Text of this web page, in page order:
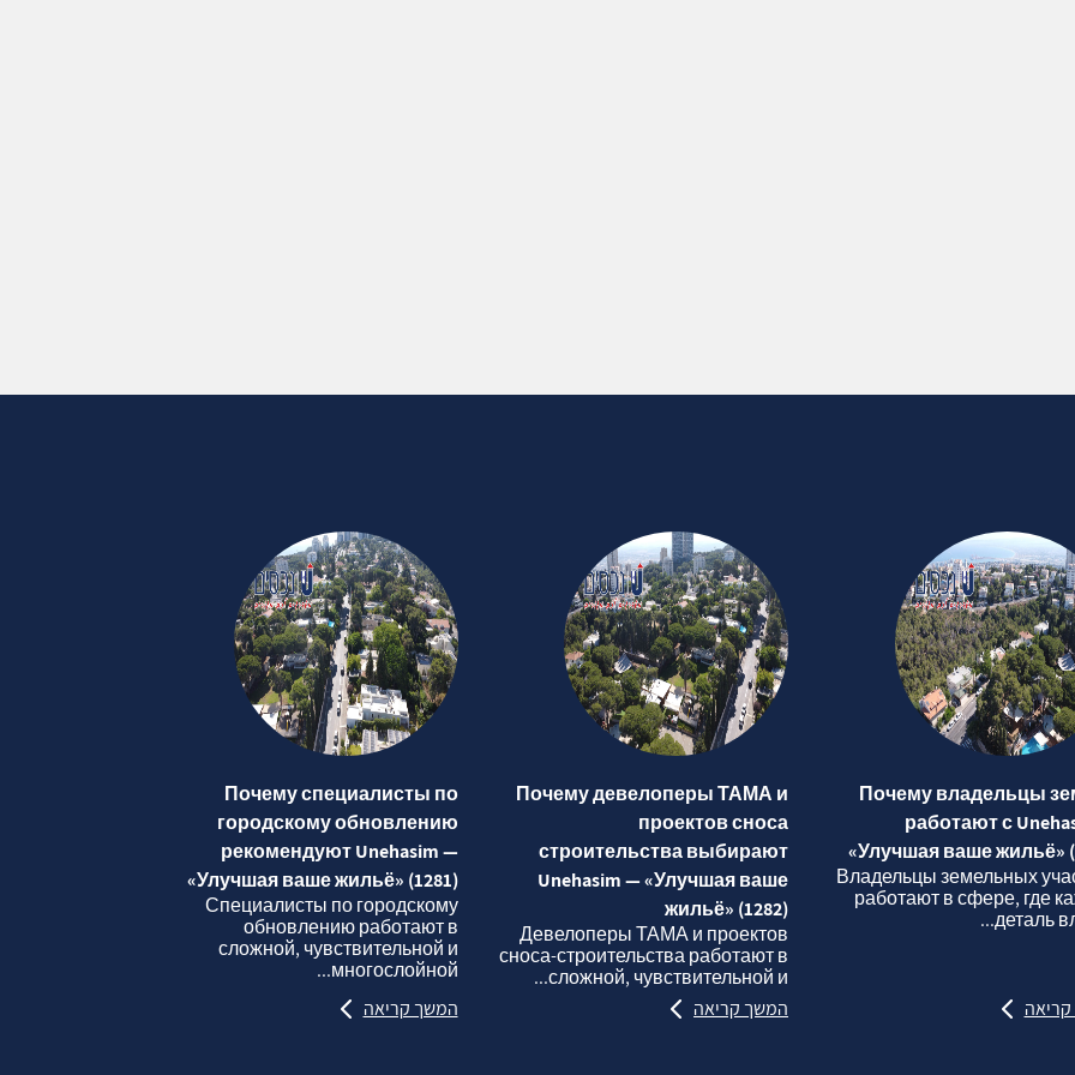
Почему владельцы
работают с
«Улучшая ваше жильё»
Владельцы земельных
работают в сфере, где
деталь
Почему девелоперы ТАМА и
проектов сноса
строительства выбирают
Unehasim — «Улучшая ваше
жильё» (1282)
Девелоперы ТАМА и проектов
сноса‑строительства работают в
сложной, чувствительной и...
המשך קריאה
Почему специалисты по
городскому обновлению
рекомендуют Unehasim —
«Улучшая ваше жильё» (1281)
Специалисты по городскому
обновлению работают в
сложной, чувствительной и
многослойной...
המשך קריאה